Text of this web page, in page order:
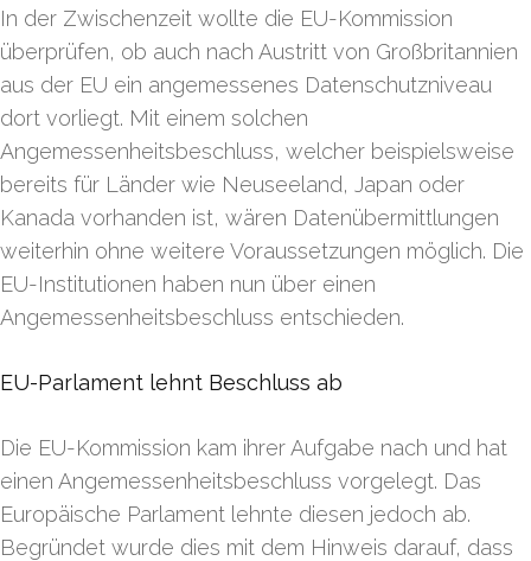
In der Zwischenzeit wollte die EU-Kommission
überprüfen, ob auch nach Austritt von Großbritannien
aus der EU ein angemessenes Datenschutzniveau
dort vorliegt. Mit einem solchen
Angemessenheitsbeschluss, welcher beispielsweise
bereits für Länder wie Neuseeland, Japan oder
Kanada vorhanden ist, wären Datenübermittlungen
weiterhin ohne weitere Voraussetzungen möglich. Die
EU-Institutionen haben nun über einen
Angemessenheitsbeschluss entschieden.
EU-Parlament lehnt Beschluss ab
Die EU-Kommission kam ihrer Aufgabe nach und hat
einen Angemessenheitsbeschluss vorgelegt. Das
Europäische Parlament lehnte diesen jedoch ab.
Begründet wurde dies mit dem Hinweis darauf, dass